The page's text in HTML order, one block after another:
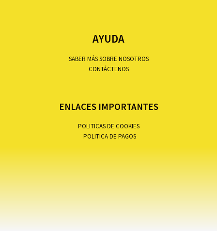
AYUDA
SABER MÁS SOBRE NOSOTROS
CONTÁCTENOS
ENLACES IMPORTANTES
POLITICAS DE COOKIES
POLITICA DE PAGOS